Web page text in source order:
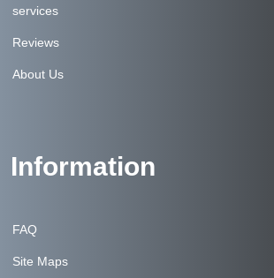
services
Reviews
About Us
Information
FAQ
Site Maps